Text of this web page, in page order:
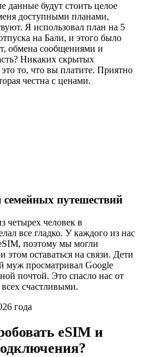
будут стоить целое
доступными планами,
Я использовал план на 5
на Бали, и этого было
обмена сообщениями и
Никаких скрытых
то, что вы платите. Приятно
честна с ценами.
путешествий
четырех человек в
все гладко. У каждого из нас
поэтому мы могли
этом оставаться на связи. Дети
муж просматривал Google
почтой. Это спасло нас от
счастливыми.
года
eSIM и